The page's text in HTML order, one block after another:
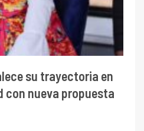
su trayectoria en
con nueva propuesta